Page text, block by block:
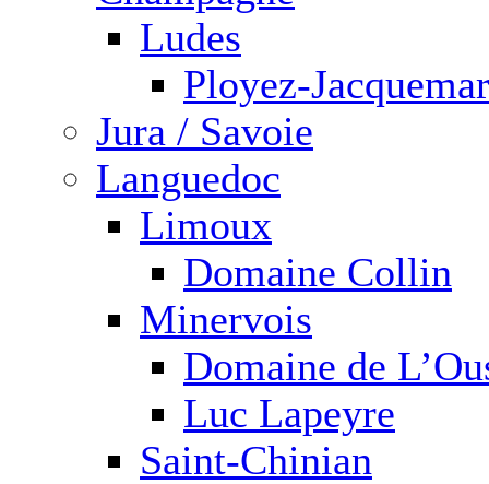
Ludes
Ployez-
Jura / Savoie
Languedoc
Limoux
Domaine Collin
Minervois
Domaine de
Luc Lapeyre
Saint-Chinian